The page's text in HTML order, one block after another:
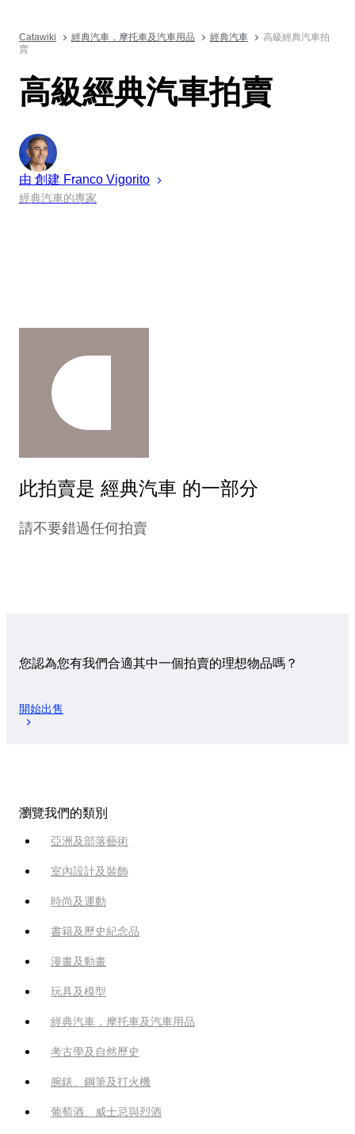
Catawiki 經典汽車，摩托車及汽車用品 經典汽車
高級經典汽車拍
賣
高級經典汽車拍賣
由 創建 Franco Vigorito
經典汽車的專家
此拍賣是 經典汽車 的一部分
請不要錯過任何拍賣
您認為您有我們合適其中一個拍賣的理想物品嗎？
開始出售
瀏覽我們的類別
亞洲及部落藝術
室內設計及裝飾
時尚及運動
書籍及歷史紀念品
漫畫及動畫
玩具及模型
經典汽車，摩托車及汽車用品
考古學及自然歷史
腕錶、鋼筆及打火機
葡萄酒、威士忌與烈酒